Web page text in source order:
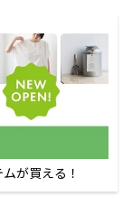
が買える！